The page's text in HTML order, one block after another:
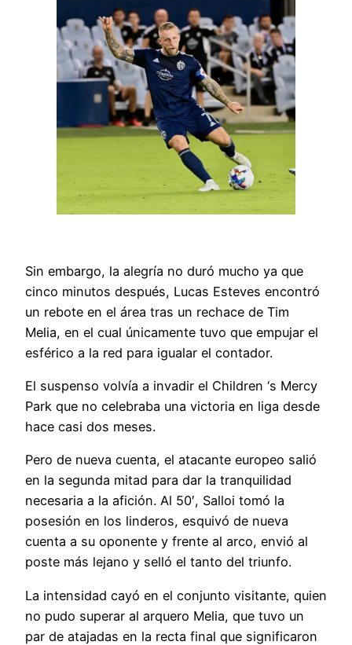
Sin embargo, la alegría no duró mucho ya que
cinco minutos después, Lucas Esteves encontró
un rebote en el área tras un rechace de Tim
Melia, en el cual únicamente tuvo que empujar el
esférico a la red para igualar el contador.
El suspenso volvía a invadir el Children ‘s Mercy
Park que no celebraba una victoria en liga desde
hace casi dos meses.
Pero de nueva cuenta, el atacante europeo salió
en la segunda mitad para dar la tranquilidad
necesaria a la afición. Al 50′, Salloi tomó la
posesión en los linderos, esquivó de nueva
cuenta a su oponente y frente al arco, envió al
poste más lejano y selló el tanto del triunfo.
La intensidad cayó en el conjunto visitante, quien
no pudo superar al arquero Melia, que tuvo un
par de atajadas en la recta final que significaron